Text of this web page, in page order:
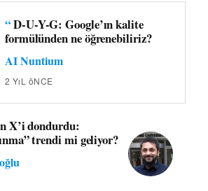
“D-U-Y-G: Google’ın kalite
formülünden ne öğrenebiliriz?
AI Nuntium
2 YıL öNCE
X’i dondurdu:
trendi mi geliyor?